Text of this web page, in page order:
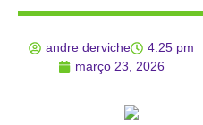
andre derviche
4:25 pm
março 23, 2026